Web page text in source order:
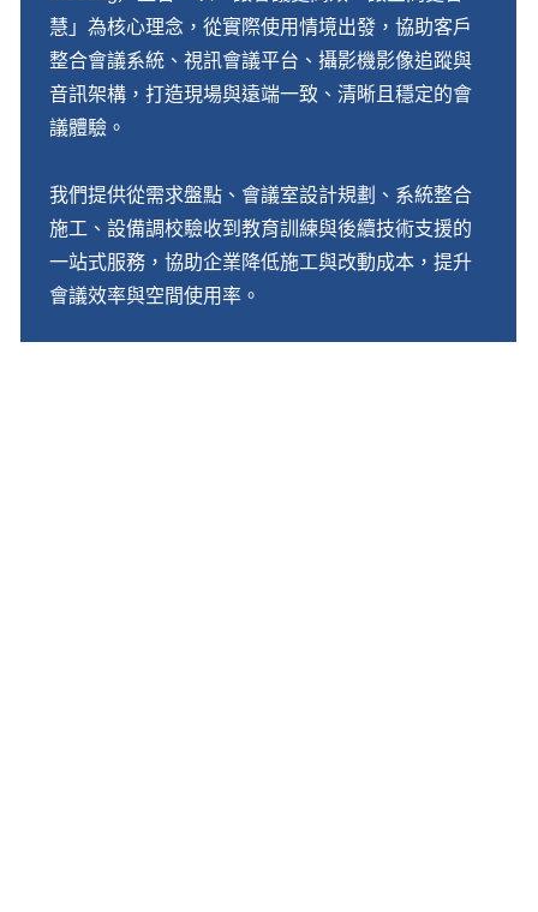
慧」為核心理念，從實際使用情境出發，協助客戶
整合會議系統、視訊會議平台、攝影機影像追蹤與
音訊架構，打造現場與遠端一致、清晰且穩定的會
議體驗。
我們提供從需求盤點、會議室設計規劃、系統整合
施工、設備調校驗收到教育訓練與後續技術支援的
一站式服務，協助企業降低施工與改動成本，提升
會議效率與空間使用率。